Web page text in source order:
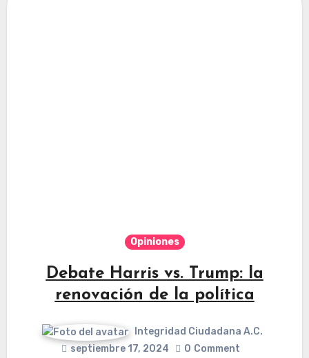
Opiniones
Debate Harris vs. Trump: la
renovación de la política
Integridad Ciudadana A.C.
septiembre 17, 2024
0 Comment